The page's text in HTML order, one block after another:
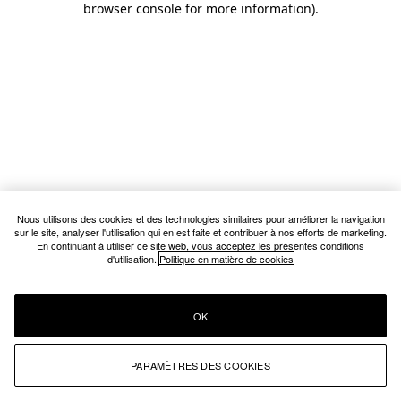
browser console for more information).
Nous utilisons des cookies et des technologies similaires pour améliorer la navigation
sur le site, analyser l'utilisation qui en est faite et contribuer à nos efforts de marketing.
En continuant à utiliser ce site web, vous acceptez les présentes conditions
d'utilisation. Politique en matière de cookies
PARAMÈTRES DES COOKIES
OK